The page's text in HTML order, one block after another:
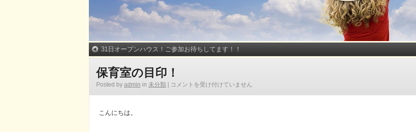
31日オープンハウス！ご参加お待ちしてます！！
保育室の目印！
Posted by admin in 未分類 コメントを受け付けていません
こんにちは。